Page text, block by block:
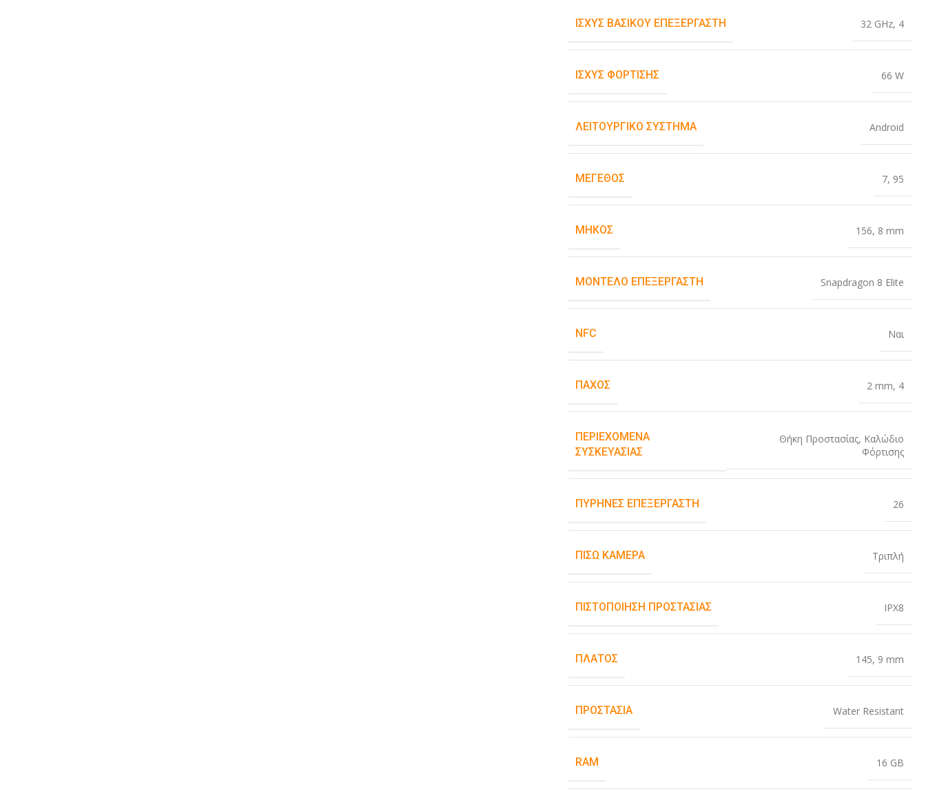
ΙΣΧΎΣ ΒΑΣΙΚΟΎ ΕΠΕΞΕΡΓΑΣΤΉ 32 GHz, 4
ΙΣΧΎΣ ΦΌΡΤΙΣΗΣ 66 W
ΛΕΙΤΟΥΡΓΙΚΌ ΣΎΣΤΗΜΑ Android
ΜΈΓΕΘΟΣ 7, 95
ΜΉΚΟΣ 156, 8 mm
ΜΟΝΤΈΛΟ ΕΠΕΞΕΡΓΑΣΤΉ Snapdragon 8 Elite
NFC Ναι
ΠΆΧΟΣ 2 mm, 4
ΠΕΡΙΕΧΌΜΕΝΑ
ΣΥΣΚΕΥΑΣΊΑΣ
Θήκη Προστασίας, Καλώδιο
Φόρτισης
ΠΥΡΉΝΕΣ ΕΠΕΞΕΡΓΑΣΤΉ 26
ΠΊΣΩ ΚΆΜΕΡΑ Τριπλή
ΠΙΣΤΟΠΟΊΗΣΗ ΠΡΟΣΤΑΣΊΑΣ IPX8
ΠΛΆΤΟΣ 145, 9 mm
ΠΡΟΣΤΑΣΊΑ Water Resistant
RAM 16 GB